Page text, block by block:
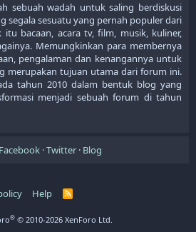
sebuah wadah untuk saling berdiskusi
segala sesuatu yang pernah populer dari
itu bacaan, acara tv, film, musik, kuliner,
Memungkinkan para membernya
pengalaman dan kenangannya untuk
merupakan tujuan utama dari forum ini.
tahun 2010 dalam bentuk blog yang
menjadi sebuah forum di tahun
Facebook Twitter Blog
Help
R
® © 2010-2026 XenForo Ltd.